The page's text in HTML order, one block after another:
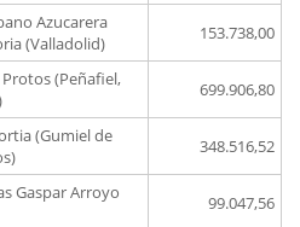
Azucarera
(Valladolid)
153.738,00
(Peñafiel,
699.906,80
(Gumiel de
348.516,52
Gaspar Arroyo
99.047,56